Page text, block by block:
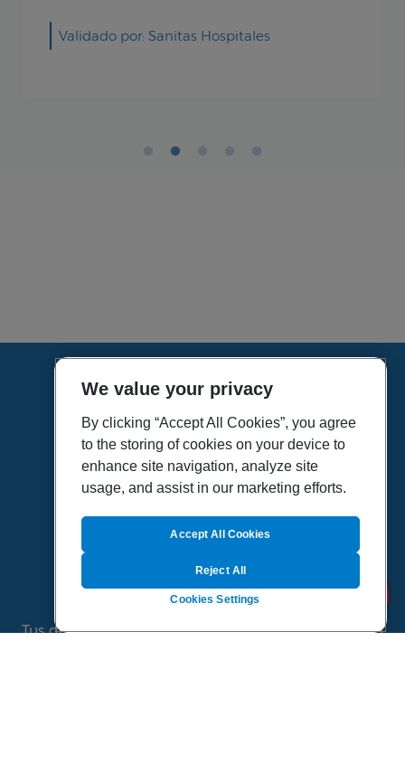
Validado por: Sanitas Hospitales
HOME
VÍDEOS
POLÍTICA DE PRIVACIDAD
POLÍTICA DE COOKIES
MAPA DEL SITIO
QUIENES SOMOS
Tus dudas de salud es un proyecto de Sanitas, todo
We value your privacy
By clicking “Accept All Cookies”, you agree
to the storing of cookies on your device to
enhance site navigation, analyze site
usage, and assist in our marketing efforts.
Cookies Settings
Reject All
Accept All Cookies